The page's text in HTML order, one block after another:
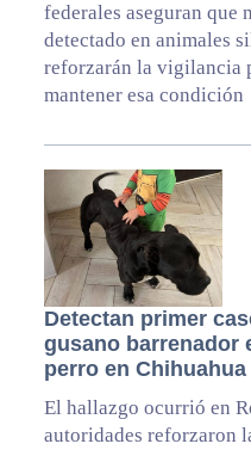
federales aseguran que
detectado en animales
reforzarán la vigilancia
mantener esa condición
Detectan primer
gusano barrenador
perro en Chihuahua
El hallazgo ocurrió en
autoridades reforzaron